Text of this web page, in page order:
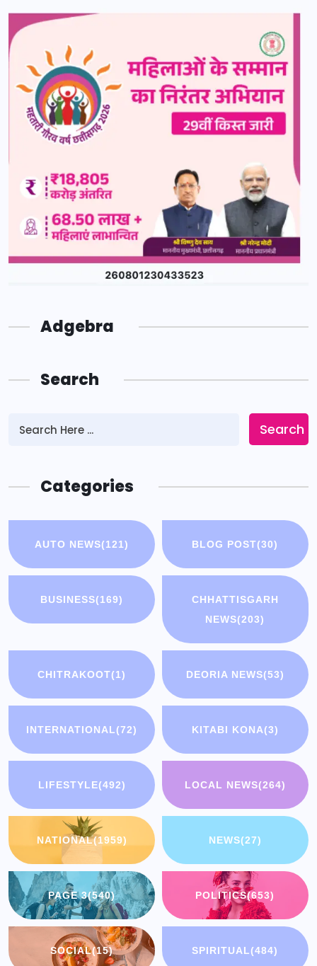
Adgebra
Search
Search
Categories
AUTO NEWS(121) BLOG POST(30)
BUSINESS(169)
CHHATTISGARH
NEWS(203)
CHITRAKOOT(1) DEORIA NEWS(53)
INTERNATIONAL(72) KITABI KONA(3)
LIFESTYLE(492) LOCAL NEWS(264)
NATIONAL(1959) NEWS(27)
PAGE 3(540) POLITICS(653)
SOCIAL(15) SPIRITUAL(484)